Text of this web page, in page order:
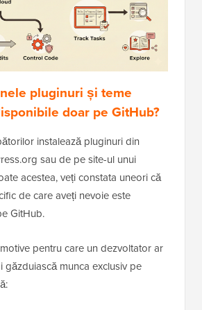
pluginuri și teme
doar pe GitHub?
instalează pluginuri din
sau de pe site-ul unui
acestea, veți constata uneori că
de care aveți nevoie este
GitHub.
pentru care un dezvoltator ar
găzduiască munca exclusiv pe